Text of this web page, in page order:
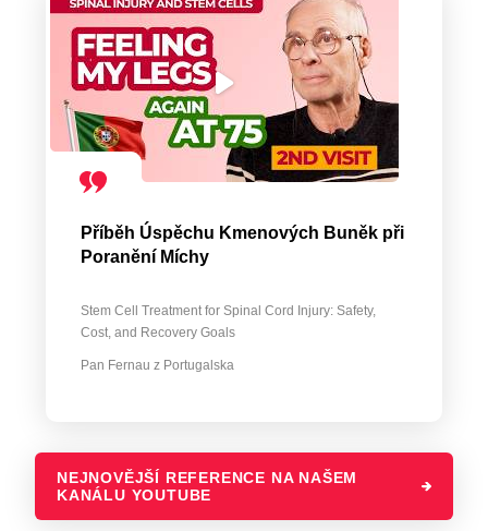
Příběh Úspěchu Kmenových Buněk při
Poranění Míchy
Stem Cell Treatment for Spinal Cord Injury: Safety,
Cost, and Recovery Goals
Pan Fernau z Portugalska
NEJNOVĚJŠÍ REFERENCE NA NAŠEM
KANÁLU YOUTUBE